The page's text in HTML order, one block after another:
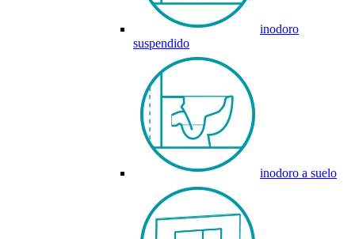
inodoro
suspendido
inodoro a suelo